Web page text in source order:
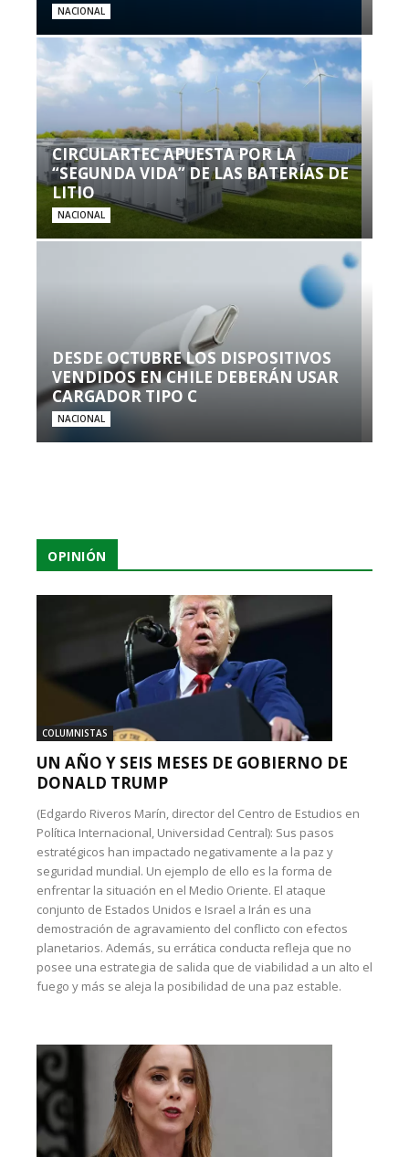
NACIONAL
CIRCULARTEC APUESTA POR LA
“SEGUNDA VIDA” DE LAS BATERÍAS DE
LITIO
NACIONAL
DESDE OCTUBRE LOS DISPOSITIVOS
VENDIDOS EN CHILE DEBERÁN USAR
CARGADOR TIPO C
NACIONAL
OPINIÓN
COLUMNISTAS
UN AÑO Y SEIS MESES DE GOBIERNO DE
DONALD TRUMP
(Edgardo Riveros Marín, director del Centro de Estudios en
Política Internacional, Universidad Central): Sus pasos
estratégicos han impactado negativamente a la paz y
seguridad mundial. Un ejemplo de ello es la forma de
enfrentar la situación en el Medio Oriente. El ataque
conjunto de Estados Unidos e Israel a Irán es una
demostración de agravamiento del conflicto con efectos
planetarios. Además, su errática conducta refleja que no
posee una estrategia de salida que de viabilidad a un alto el
fuego y más se aleja la posibilidad de una paz estable.